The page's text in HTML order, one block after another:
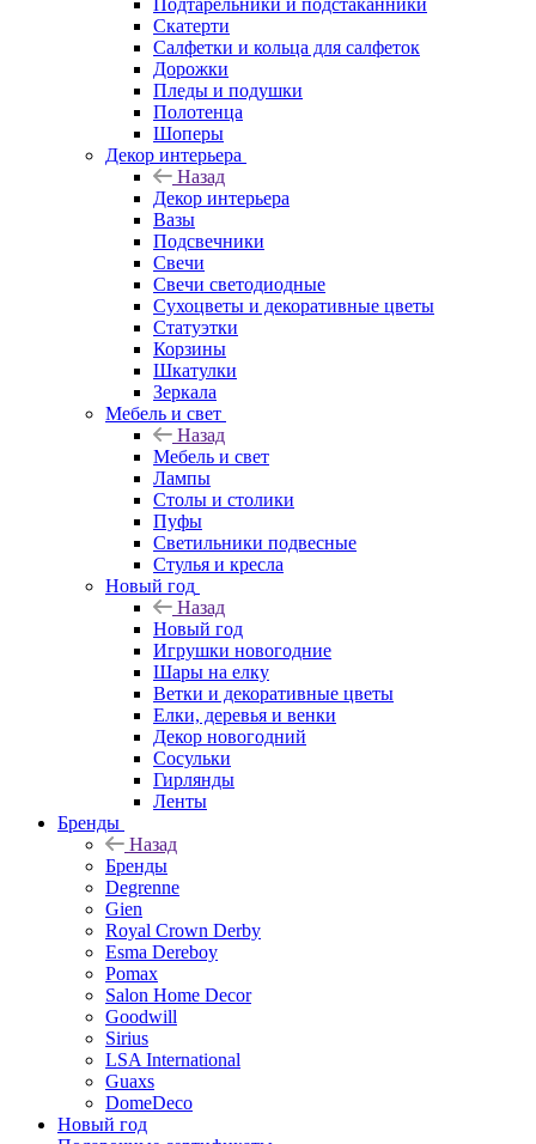
Подтарельники и подстаканники
Скатерти
Салфетки и кольца для салфеток
Дорожки
Пледы и подушки
Полотенца
Шоперы
Декор интерьера
Назад
Декор интерьера
Вазы
Подсвечники
Свечи
Свечи светодиодные
Сухоцветы и декоративные цветы
Статуэтки
Корзины
Шкатулки
Зеркала
Мебель и свет
Назад
Мебель и свет
Лампы
Столы и столики
Пуфы
Светильники подвесные
Стулья и кресла
Новый год
Назад
Новый год
Игрушки новогодние
Шары на елку
Ветки и декоративные цветы
Елки, деревья и венки
Декор новогодний
Сосульки
Гирлянды
Ленты
Бренды
Назад
Бренды
Degrenne
Gien
Royal Crown Derby
Esma Dereboy
Pomax
Salon Home Decor
Goodwill
Sirius
LSA International
Guaxs
DomeDeco
Новый год